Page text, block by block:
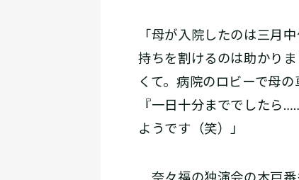
「母が入院したのは三月
持ちを割けるのは助かり
くて。病院のロビーで母
『一日十分まででしたら
ようです（笑）」